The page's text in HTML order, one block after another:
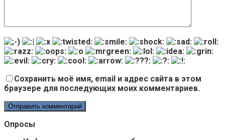
Сохранить моё имя, email и адрес сайта в этом
браузере для последующих моих комментариев.
Опросы